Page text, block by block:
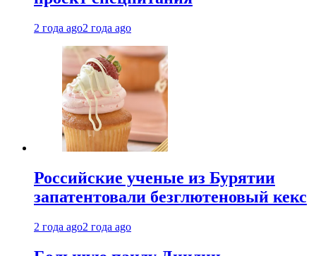
2 года ago2 года ago
Российские ученые из Бурятии
запатентовали безглютеновый кекс
2 года ago2 года ago